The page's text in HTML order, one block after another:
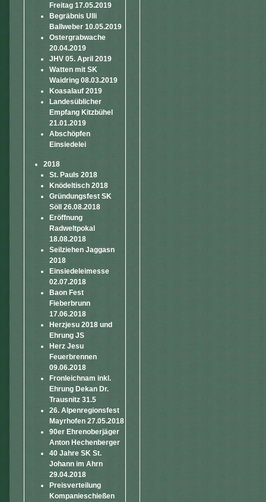
Freitag 17.05.2019
Begräbnis Ulli
Ballweber 10.05.2019
Ostergrabwache
20.04.2019
JHV 05. April 2019
Watten mit SK
Waidring 08.03.2019
Koasalauf 2019
Landesüblicher
Empfang Kitzbühel
21.01.2019
Abschöpfen
Einsiedelei
2018
St. Pauls 2018
Knödeltisch 2018
Gründungsfest SK
Söll 26.08.2018
Eröffnung
Radweltpokal
18.08.2018
Seilziehen Jaggasn
2018
Einsiedeleimesse
02.07.2018
Baon Fest
Fieberbrunn
17.06.2018
Herzjesu 2018 und
Ehrung JS
Herz Jesu
Feuerbrennen
09.06.2018
Fronleichnam inkl.
Ehrung Dekan Dr.
Trausnitz 31.5
26. Alpenregionsfest
Mayrhofen 27.05.2018
90er Ehrenoberjäger
Anton Hechenberger
40 Jahre SK St.
Johann im Ahrn
29.04.2018
Preisverteilung
Kompanieschießen